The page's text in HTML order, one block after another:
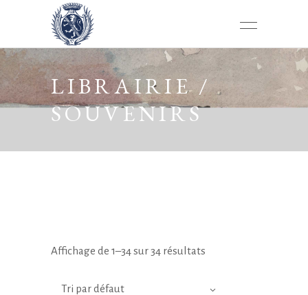
LIBRAIRIE /
SOUVENIRS
Affichage de 1–34 sur 34 résultats
Tri par défaut